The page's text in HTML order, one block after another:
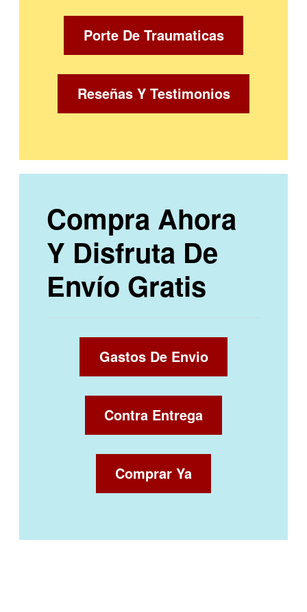
Porte De Traumaticas
Reseñas Y Testimonios
Compra Ahora
Y Disfruta De
Envío Gratis
Gastos De Envio
Contra Entrega
Comprar Ya